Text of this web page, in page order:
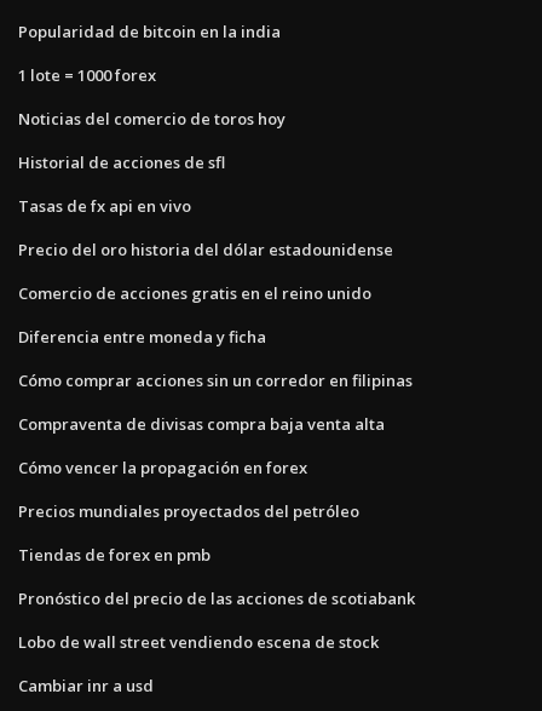
Popularidad de bitcoin en la india
1 lote = 1000 forex
Noticias del comercio de toros hoy
Historial de acciones de sfl
Tasas de fx api en vivo
Precio del oro historia del dólar estadounidense
Comercio de acciones gratis en el reino unido
Diferencia entre moneda y ficha
Cómo comprar acciones sin un corredor en filipinas
Compraventa de divisas compra baja venta alta
Cómo vencer la propagación en forex
Precios mundiales proyectados del petróleo
Tiendas de forex en pmb
Pronóstico del precio de las acciones de scotiabank
Lobo de wall street vendiendo escena de stock
Cambiar inr a usd